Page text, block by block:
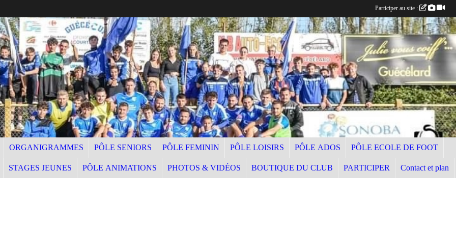
ORGANIGRAMMES PÔLE SENIORS PÔLE FEMININ PÔLE LOISIRS PÔLE ADOS PÔLE ECOLE DE FOOT
STAGES JEUNES PÔLE ANIMATIONS PHOTOS & VIDÉOS BOUTIQUE DU CLUB PARTICIPER Contact et plan
Participer au site :